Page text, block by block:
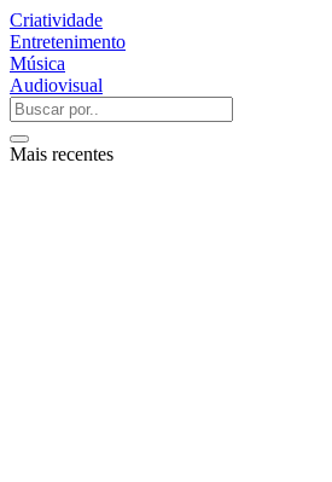
Criatividade
Entretenimento
Música
Audiovisual
Mais recentes